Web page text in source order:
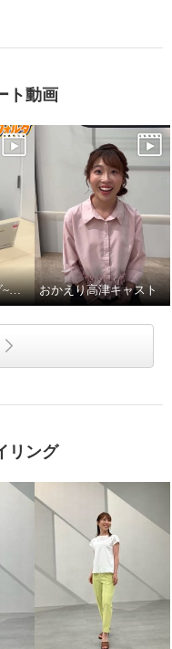
ト動画
突撃!写真フォルダ~高津キャスト篇~ おかえり高津キャスト
リング